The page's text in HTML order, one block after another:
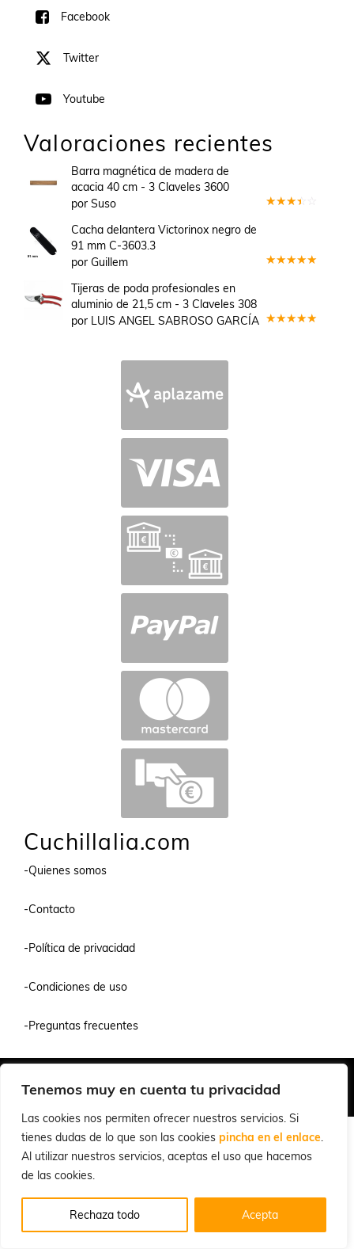
Tenemos muy en cuenta tu privacidad
Las cookies nos permiten ofrecer nuestros servicios. Si
tienes dudas de lo que son las cookies pincha en el enlace.
Al utilizar nuestros servicios, aceptas el uso que hacemos
de las cookies.
Rechaza todo Acepta
Facebook
Twitter
Youtube
Valoraciones recientes
Barra magnética de madera de
acacia 40 cm - 3 Claveles 3600
por Suso
Cacha delantera Victorinox negro de
91 mm C-3603.3
por Guillem
Tijeras de poda profesionales en
aluminio de 21,5 cm - 3 Claveles 308
por LUIS ANGEL SABROSO GARCÍA
Cuchillalia.com
-Quienes somos
-Contacto
-Política de privacidad
-Condiciones de uso
-Preguntas frecuentes
© 2026 Cuchillalia.com